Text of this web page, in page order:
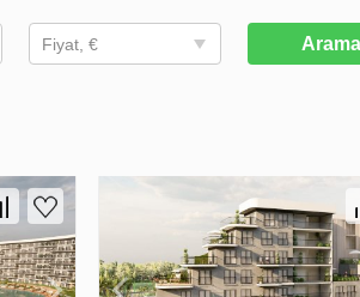
Fiyat, €